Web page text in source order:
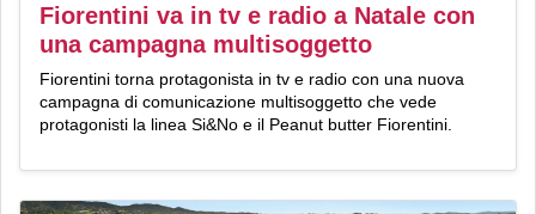
Fiorentini va in tv e radio a Natale con
una campagna multisoggetto
Fiorentini torna protagonista in tv e radio con una nuova
campagna di comunicazione multisoggetto che vede
protagonisti la linea Si&No e il Peanut butter Fiorentini.